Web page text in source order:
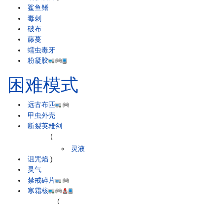
鲨鱼鳍
毒刺
破布
藤蔓
蠕虫毒牙
粉凝胶
困难模式
远古布匹
甲虫外壳
断裂英雄剑
诅咒焰
(
灵液
)
灵气
禁戒碎片
寒霜核
(